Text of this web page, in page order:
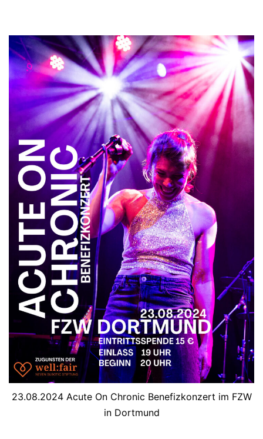
23.08.2024 Acute On Chronic Benefizkonzert im FZW
in Dortmund